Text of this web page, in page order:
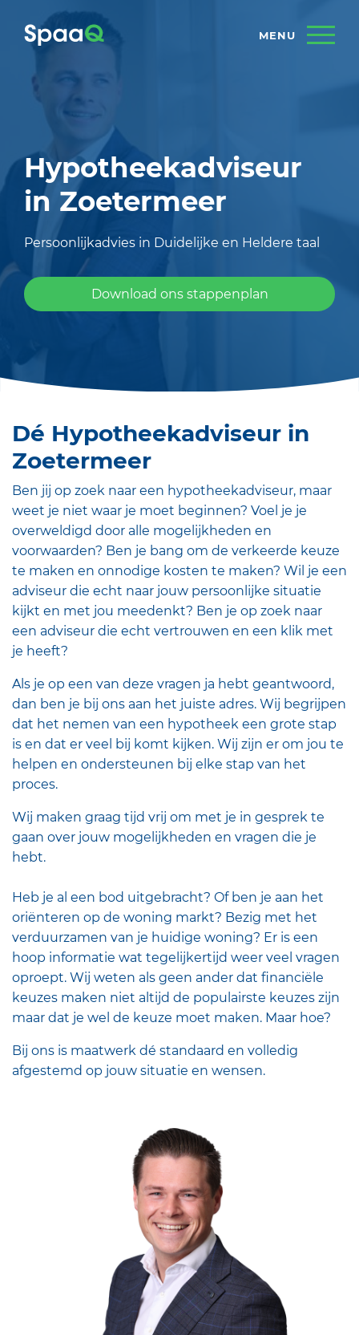
Hypotheekadviseur
in Zoetermeer
Persoonlijkadvies in Duidelijke en Heldere taal
Download ons stappenplan
Dé Hypotheekadviseur in
Zoetermeer
Ben jij op zoek naar een hypotheekadviseur, maar
weet je niet waar je moet beginnen? Voel je je
overweldigd door alle mogelijkheden en
voorwaarden? Ben je bang om de verkeerde keuze
te maken en onnodige kosten te maken? Wil je een
adviseur die echt naar jouw persoonlijke situatie
kijkt en met jou meedenkt? Ben je op zoek naar
een adviseur die echt vertrouwen en een klik met
je heeft?
Als je op een van deze vragen ja hebt geantwoord,
dan ben je bij ons aan het juiste adres. Wij begrijpen
dat het nemen van een hypotheek een grote stap
is en dat er veel bij komt kijken. Wij zijn er om jou te
helpen en ondersteunen bij elke stap van het
proces.
Wij maken graag tijd vrij om met je in gesprek te
gaan over jouw mogelijkheden en vragen die je
hebt.
Heb je al een bod uitgebracht? Of ben je aan het
oriënteren op de woning markt? Bezig met het
verduurzamen van je huidige woning? Er is een
hoop informatie wat tegelijkertijd weer veel vragen
oproept. Wij weten als geen ander dat financiële
keuzes maken niet altijd de populairste keuzes zijn
maar dat je wel de keuze moet maken. Maar hoe?
Bij ons is maatwerk dé standaard en volledig
afgestemd op jouw situatie en wensen.